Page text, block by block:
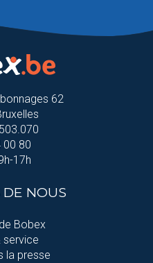
62
00 80
17h
NOUS
Bobex
service
la presse